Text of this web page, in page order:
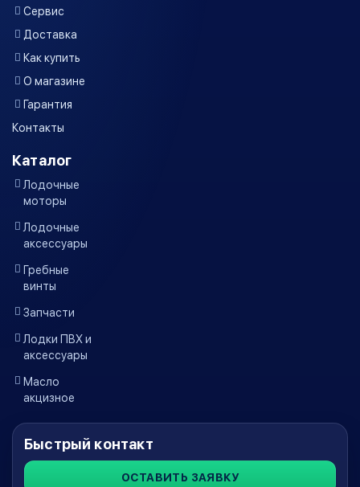
Сервис
Доставка
Как купить
О магазине
Гарантия
Контакты
Каталог
Лодочные
моторы
Лодочные
аксессуары
Гребные
винты
Запчасти
Лодки ПВХ и
аксессуары
Масло
акцизное
Быстрый контакт
ОСТАВИТЬ ЗАЯВКУ